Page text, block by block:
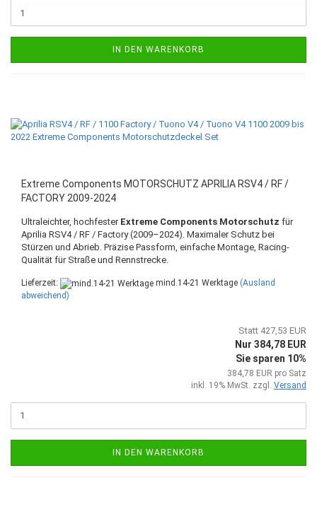
IN DEN WARENKORB
Extreme Components MOTORSCHUTZ APRILIA RSV4 / RF /
FACTORY 2009-2024
Ultraleichter, hochfester Extreme Components Motorschutz für
Aprilia RSV4 / RF / Factory (2009–2024). Maximaler Schutz bei
Stürzen und Abrieb. Präzise Passform, einfache Montage, Racing-
Qualität für Straße und Rennstrecke.
Lieferzeit: mind.14-21 Werktage (Ausland
abweichend)
Statt 427,53 EUR
Nur 384,78 EUR
Sie sparen 10%
384,78 EUR pro Satz
inkl. 19% MwSt. zzgl. Versand
IN DEN WARENKORB